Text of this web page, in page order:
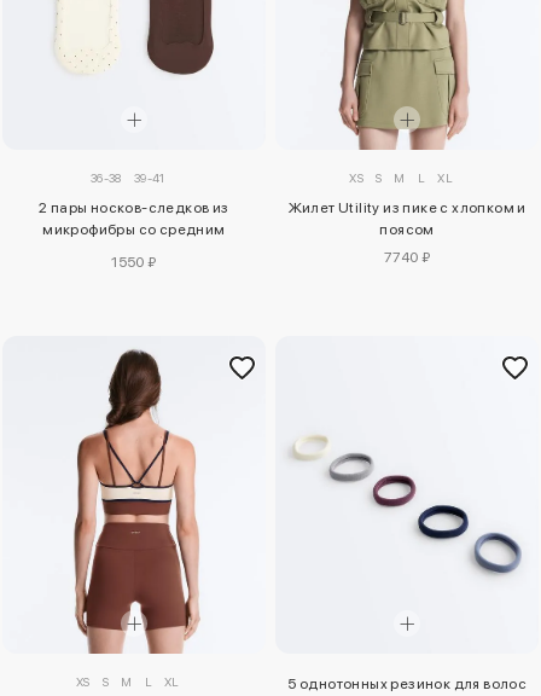
36-38 39-41
2 пары носков-следков из
микрофибры со средним
1550 ₽
XS S M L XL
Жилет Utility из пике с хлопком и
поясом
7740 ₽
XS S M L XL 5 однотонных резинок для волос